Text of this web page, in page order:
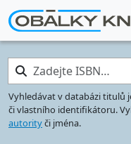
Zadejte ISBN…
Vyhledávat v databázi titulů
či vlastního identifikátoru.
autorityči jména.